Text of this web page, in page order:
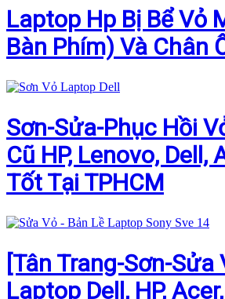
Laptop Hp Bị Bể Vỏ
Bàn Phím) Và Chân
Sơn-Sửa-Phục Hồi
Cũ HP, Lenovo, Dell,
Tốt Tại TPHCM
[Tân Trang-Sơn-Sửa
Laptop Dell, HP,